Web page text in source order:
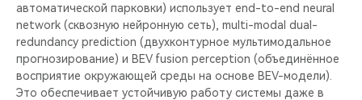
автоматической парковки) использует end-to-end neural
network (сквозную нейронную сеть), multi-modal dual-
redundancy prediction (двухконтурное мультимодальное
прогнозирование) и BEV fusion perception (объединённое
восприятие окружающей среды на основе BEV-модели).
Это обеспечивает устойчивую работу системы даже в